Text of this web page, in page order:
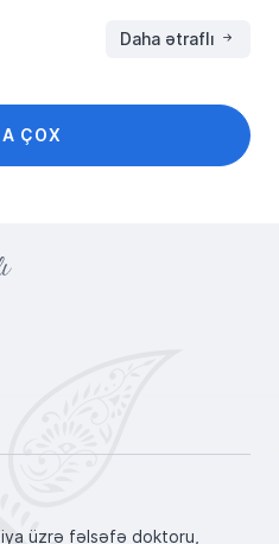
Daha ətraflı
ÇOX
üzrə fəlsəfə doktoru,